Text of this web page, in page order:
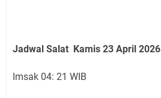
Jadwal Salat Kamis 23 April 2026
Imsak 04: 21 WIB